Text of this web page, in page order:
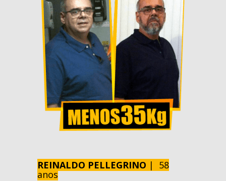
REINALDO PELLEGRINO | 58
anos